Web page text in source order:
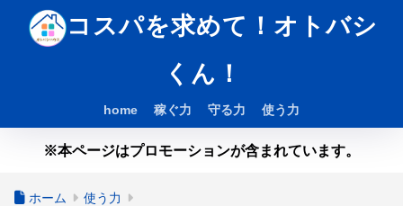
コスパを求めて！オトバシ
くん！
home 稼ぐ力 守る力 使う力
※本ページはプロモーションが含まれています。
ホーム 使う力